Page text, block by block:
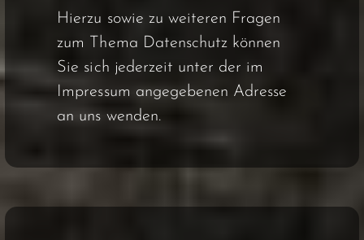
Hierzu sowie zu weiteren Fragen
zum Thema Datenschutz können
Sie sich jederzeit unter der im
Impressum angegebenen Adresse
an uns wenden.